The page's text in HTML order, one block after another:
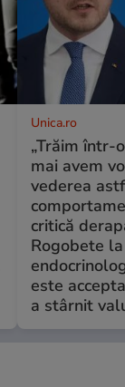
Unica.ro
„Trăim într-
mai avem
vederea
critică
Rogobete
este
a stârnit